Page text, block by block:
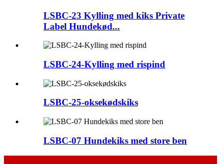
LSBC-23 Kylling med kiks Private
Label Hundekød...
LSBC-24-Kylling med rispind
LSBC-25-oksekødskiks
LSBC-07 Hundekiks med store ben